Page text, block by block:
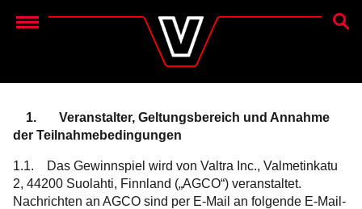
Menu
1. Veranstalter, Geltungsbereich und Annahme
der Teilnahmebedingungen
1.1. Das Gewinnspiel wird von Valtra Inc., Valmetinkatu
2, 44200 Suolahti, Finnland („AGCO“) veranstaltet.
Nachrichten an AGCO sind per E-Mail an folgende E-Mail-